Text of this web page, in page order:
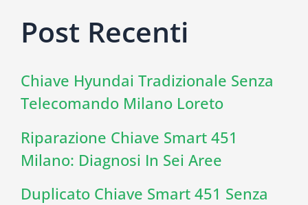
Post Recenti
Chiave Hyundai Tradizionale Senza
Telecomando Milano Loreto
Riparazione Chiave Smart 451
Milano: Diagnosi In Sei Aree
Duplicato Chiave Smart 451 Senza